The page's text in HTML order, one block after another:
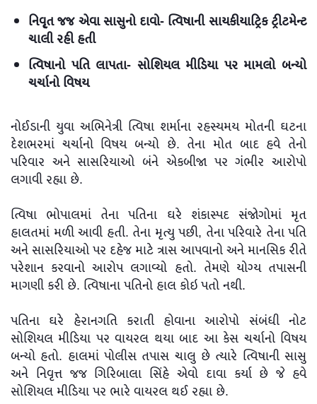
નિવૃ્ત જજ એવા સાસુનો દાવો- ત્વિષાની સાયકીયાટ્રિક ટ્રીટમેન્ટ
ચાલી રહી હતી
ત્વિષાનો પતિ લાપતા- સોશિયલ મીડિયા પર મામલો બન્યો
ચર્ચાનો વિષય
નોઈડાની યુવા અભિનેત્રી ત્વિષા શર્માના રહસ્યમય મોતની ઘટના
દેશભરમાં ચર્ચાનો વિષય બન્યો છે. તેના મોત બાદ હવે તેનો
પરિવાર અને સાસરિયાઓ બંને એકબીજા પર ગંભીર આરોપો
લગાવી રહ્યા છે.
ત્વિષા ભોપાલમાં તેના પતિના ઘરે શંકાસ્પદ સંજોગોમાં મૃત
હાલતમાં મળી આવી હતી. તેના મૃત્યુ પછી, તેના પરિવારે તેના પતિ
અને સાસરિયાઓ પર દહેજ માટે ત્રાસ આપવાનો અને માનસિક રીતે
પરેશાન કરવાનો આરોપ લગાવ્યો હતો. તેમણે યોગ્ય તપાસની
માગણી કરી છે. ત્વિષાના પતિનો હાલ કોઇ પતો નથી.
પતિના ઘરે હેરાનગતિ કરાતી હોવાના આરોપો સંબંધી નોટ
સોશિયલ મીડિયા પર વાયરલ થયા બાદ આ કેસ ચર્ચાનો વિષય
બન્યો હતો. હાલમાં પોલીસ તપાસ ચાલુ છે ત્યારે ત્વિષાની સાસુ
અને નિવૃત્ત જજ ગિરિબાલા સિંહે એવો દાવા કર્યા છે જે હવે
સોશિયલ મીડિયા પર ભારે વાયરલ થઈ રહ્યા છે.